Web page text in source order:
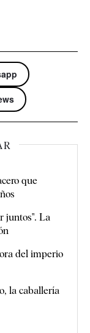
que
juntos". La
del imperio
la caballería